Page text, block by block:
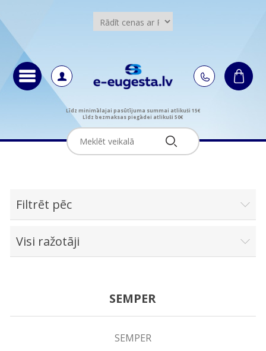
Līdz minimālajai pasūtījuma summai atlikuši 15€
Līdz bezmaksas piegādei atlikuši 50€
Filtrēt pēc
Visi ražotāji
SEMPER
SEMPER